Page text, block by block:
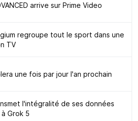
arrive sur Prime Video
regroupe tout le sport dans une
TV
une fois par jour l'an prochain
l'intégralité de ses données
Grok 5